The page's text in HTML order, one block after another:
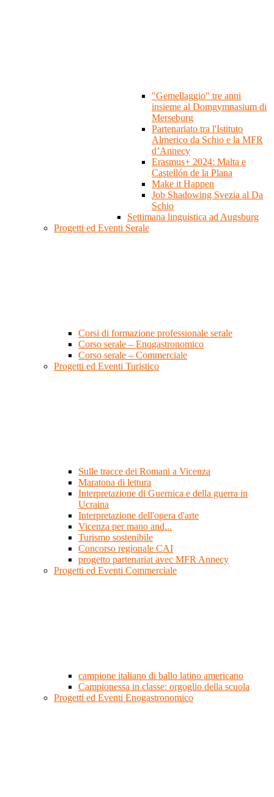
"Gemellaggio" tre anni
insieme al Domgymnasium di
Merseburg
Partenariato tra l'Istituto
Almerico da Schio e la MFR
d’Annecy
Erasmus+ 2024: Malta e
Castellón de la Plana
Make it Happen
Job Shadowing Svezia al Da
Schio
Settimana linguistica ad Augsburg
Progetti ed Eventi Serale
Corsi di formazione professionale serale
Corso serale – Enogastronomico
Corso serale – Commerciale
Progetti ed Eventi Turistico
Sulle tracce dei Romani a Vicenza
Maratona di lettura
Interpretazione di Guernica e della guerra in
Ucraina
Interpretazione dell'opera d'arte
Vicenza per mano and...
Turismo sostenibile
Concorso regionale CAI
progetto partenariat avec MFR Annecy
Progetti ed Eventi Commerciale
campione italiano di ballo latino americano
Campionessa in classe: orgoglio della scuola
Progetti ed Eventi Enogastronomico